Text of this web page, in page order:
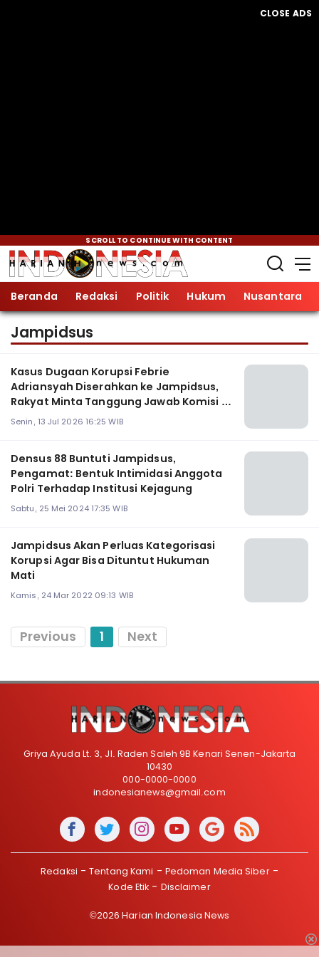
CLOSE ADS
SCROLL TO CONTINUE WITH CONTENT
Beranda Redaksi Politik Hukum Nusantara
Jampidsus
Kasus Dugaan Korupsi Febrie
Adriansyah Diserahkan ke Jampidsus,
Rakyat Minta Tanggung Jawab Komisi III
DPR RI
Senin, 13 Jul 2026 16:25 WIB
Densus 88 Buntuti Jampidsus,
Pengamat: Bentuk Intimidasi Anggota
Polri Terhadap Institusi Kejagung
Sabtu, 25 Mei 2024 17:35 WIB
Jampidsus Akan Perluas Kategorisasi
Korupsi Agar Bisa Dituntut Hukuman
Mati
Kamis, 24 Mar 2022 09:13 WIB
Previous 1 Next
Griya Ayuda Lt. 3, Jl. Raden Saleh 9B Kenari Senen-Jakarta
10430
000-0000-0000
indonesianews@gmail.com
Redaksi Tentang Kami
Pedoman Media Siber
Kode Etik
Disclaimer
©2026 Harian Indonesia News